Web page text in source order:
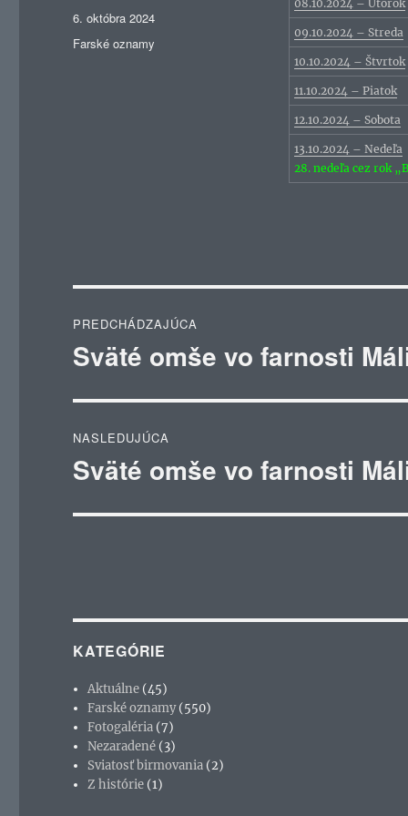
08.10.2024 – Utorok
09.10.2024 – Streda
10.10.2024 – Štvrtok
11.10.2024 – Piatok
12.10.2024 – Sobota
13.10.2024 – Nedeľa
28. nedeľa cez rok
Publikované
6. októbra 2024
Kategórie
Farské oznamy
v
PREDCHÁDZAJÚCA
Predchádzajúci
Sväté omše vo farnosti
NASLEDUJÚCA
Ďalší
Sväté omše vo farnosti
KATEGÓRIE
Aktuálne (45)
Farské oznamy(550)
Fotogaléria (7)
Nezaradené (3)
Sviatosť birmovania (2)
Z histórie (1)